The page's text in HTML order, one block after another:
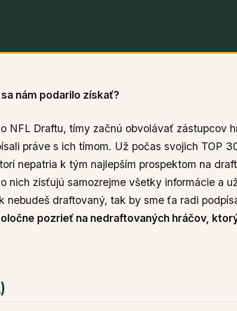
nám podarilo získať?
NFL Draftu, tímy začnú obvolávať zástupcov
práve s ich tímom. Už počas svojich TOP
nepatria k tým najlepším prospektom na
nich zisťujú samozrejme všetky informácie a
nebudeš draftovaný, tak by sme ťa radi
pozrieť na nedraftovaných hráčov,